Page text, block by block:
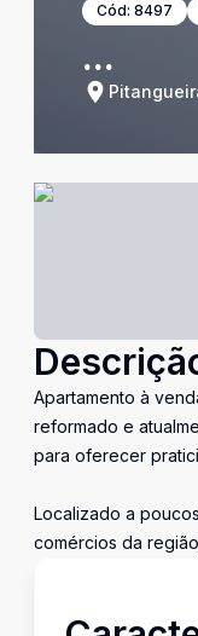
Cód: 8497
...
Apartamento à
reformado e
para oferecer
Localizado a
comércios da